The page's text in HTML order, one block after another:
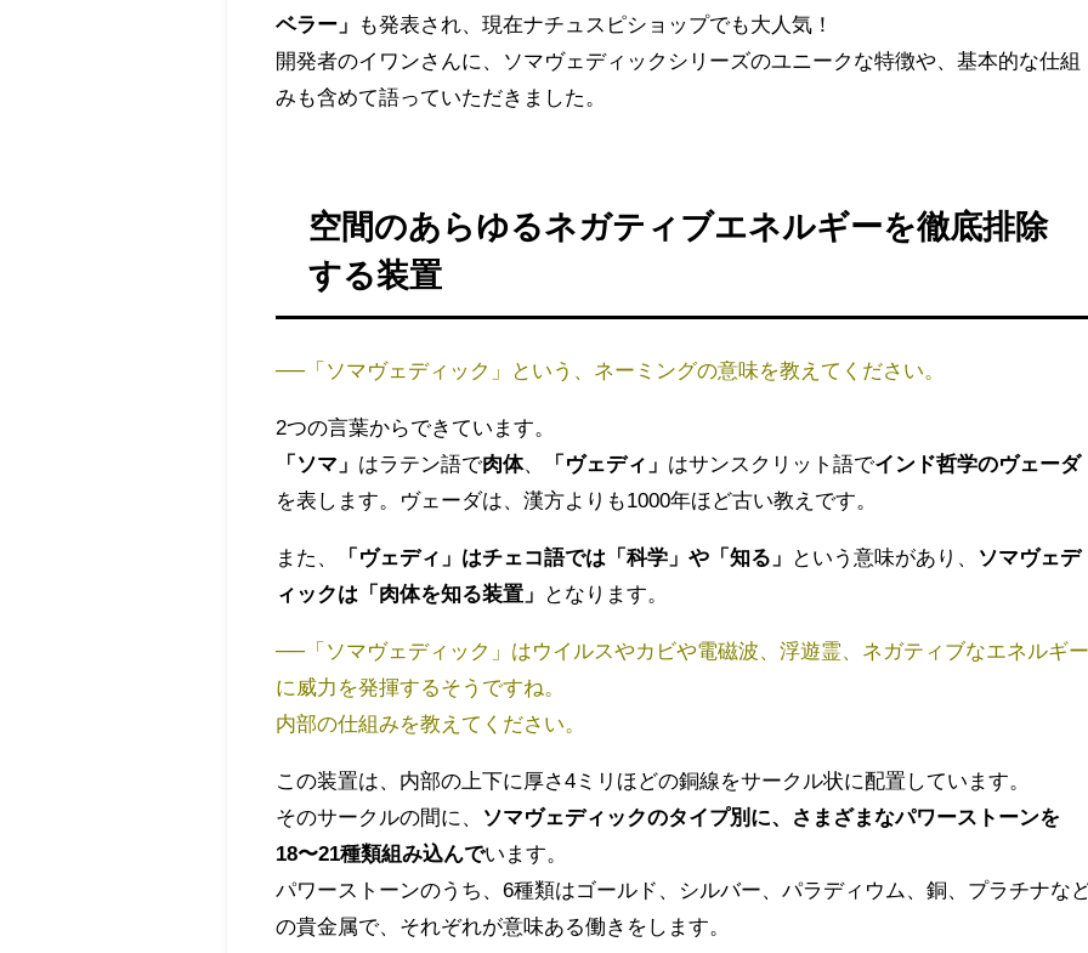
ベラー」
も発表され、現在ナチュスピショップでも大人気！
開発者のイワンさんに、ソマヴェディックシリーズのユニークな特徴や、基本的な仕組
みも含めて語っていただきました。
空間のあらゆるネガティブエネルギーを徹底排除
する装置
──「ソマヴェディック」という、ネーミングの意味を教えてください。
2つの言葉からできています。
「ソマ」 はラテン語で肉体 「ヴェディ」 はサンスクリット語でインド哲学のヴェーダ
を表します。ヴェーダは、漢方よりも1000年ほど古い教えです。
また、 「ヴェディ」はチェコ語では「科学」や「知る」 という意味があり、
ソマヴェデ
ィックは「肉体を知る装置」
となります。
──「ソマヴェディック」はウイルスやカビや電磁波、浮遊霊、ネガティブなエネルギ
に威力を発揮するそうですね。
内部の仕組みを教えてください。
この装置は、内部の上下に厚さ4ミリほどの銅線をサークル状に配置しています。
そのサークルの間に、
ソマヴェディックのタイプ別に、
さまざまなパワーストーンを
18〜21種類組み込んでいます。
パワーストーンのうち、6種類はゴールド、シルバー、パラディウム、銅、プラチナな
の貴金属で、それぞれが意味ある働きをします。